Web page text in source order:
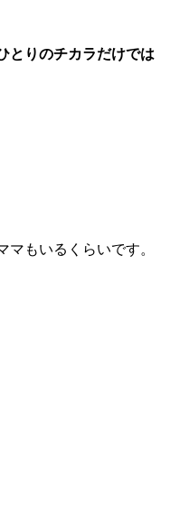
とりのチカラだけでは
マもいるくらいです。